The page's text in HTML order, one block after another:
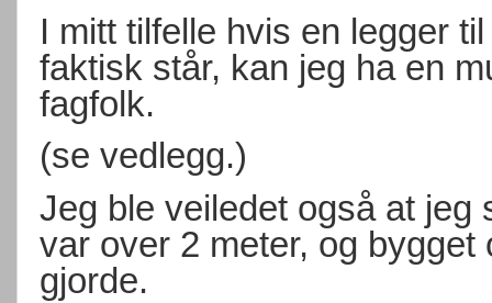
I mitt tilfelle hvis en legger
faktisk står, kan jeg ha en
fagfolk.
(se vedlegg.)
Jeg ble veiledet også at
var over 2 meter, og
gjorde.